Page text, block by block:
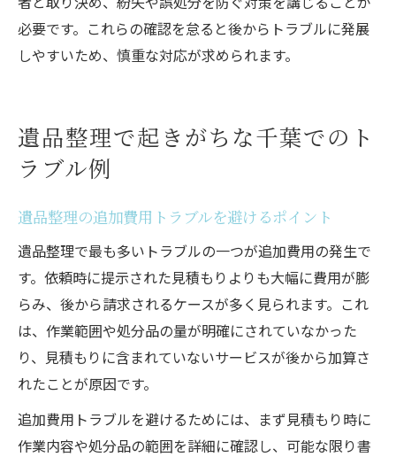
必要です。これらの確認を怠ると後からトラブルに発展
しやすいため、慎重な対応が求められます。
遺品整理で起きがちな千葉でのト
ラブル例
遺品整理の追加費用トラブルを避けるポイント
遺品整理で最も多いトラブルの一つが追加費用の発生で
す。依頼時に提示された見積もりよりも大幅に費用が膨
らみ、後から請求されるケースが多く見られます。これ
は、作業範囲や処分品の量が明確にされていなかった
り、見積もりに含まれていないサービスが後から加算さ
れたことが原因です。
追加費用トラブルを避けるためには、まず見積もり時に
作業内容や処分品の範囲を詳細に確認し、可能な限り書